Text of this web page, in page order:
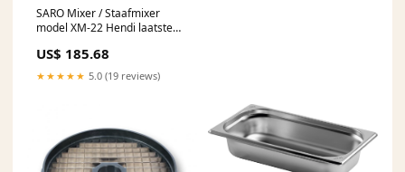
SARO Mixer / Staafmixer
model XM-22 Hendi laatste
US$ 185.68
★★★★★ 5.0 (19 reviews)